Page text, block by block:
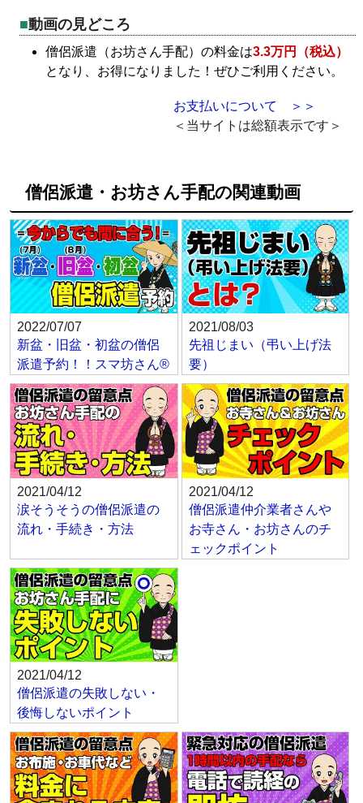
動画の見どころ
僧侶派遣（お坊さん手配）の料金は3.3万円（税込）
となり、お得になりました！ぜひご利用ください。
お支払いについて ＞＞
＜当サイトは総額表示です＞
僧侶派遣・お坊さん手配の関連動画
2022/07/07
新盆・旧盆・初盆の僧侶
派遣予約！！スマ坊さん®
2021/08/03
先祖じまい（弔い上げ法
要）
2021/04/12
涙そうそうの僧侶派遣の
流れ・手続き・方法
2021/04/12
僧侶派遣仲介業者さんや
お寺さん・お坊さんのチ
ェックポイント
2021/04/12
僧侶派遣の失敗しない・
後悔しないポイント